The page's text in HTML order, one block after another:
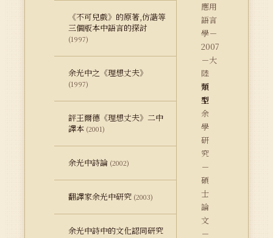
《不可兒戲》的原著,仿諧等
三個版本中語言的探討
(1997)
余光中之《理想丈夫》
(1997)
評王爾德《理想丈夫》二中
譯本 (2001)
余光中詩論 (2002)
翻譯家余光中研究 (2003)
余光中詩中的文化認同研究
應用
語言
學－
2007
－大
陸
類
型
余
學
研
究
－
碩
士
論
文
－